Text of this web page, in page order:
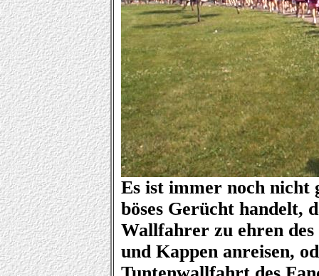
Es ist immer noch nicht
böses Gerücht handelt,
Wallfahrer zu ehren
und Kappen anreisen,